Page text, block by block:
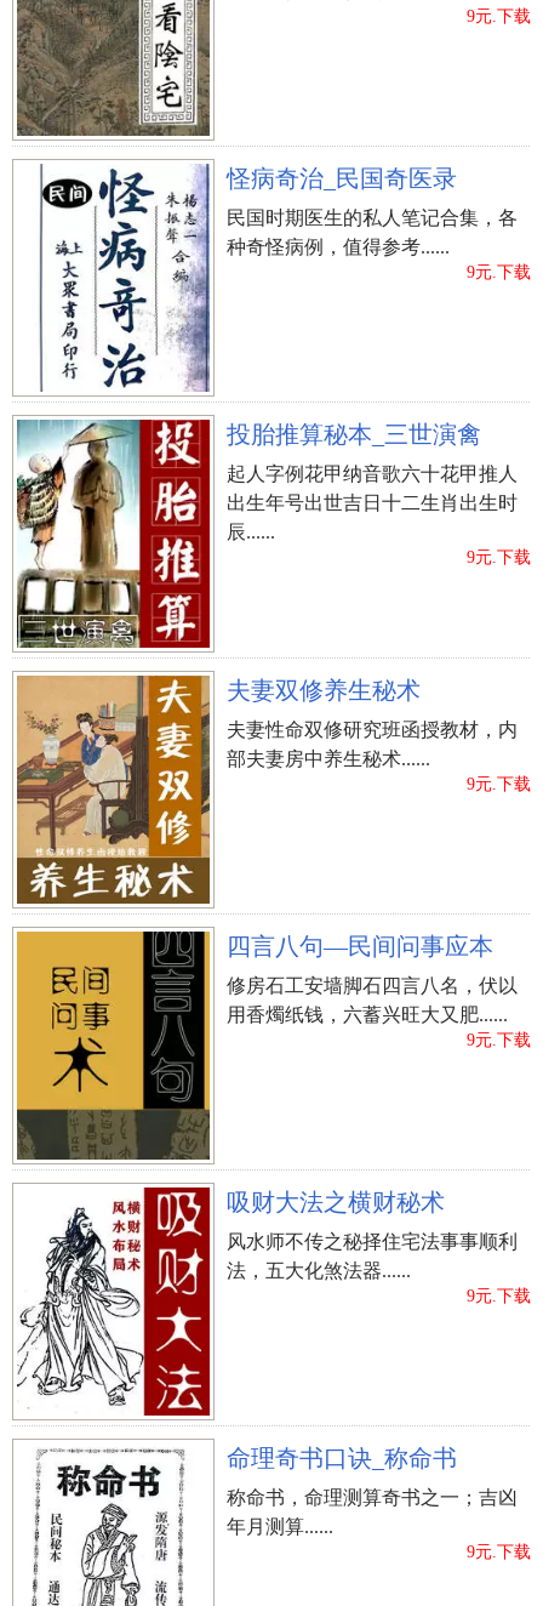
9元.下载
怪病奇治_民国奇医录
民国时期医生的私人笔记合集，各
种奇怪病例，值得参考......
9元.下载
投胎推算秘本_三世演禽
起人字例花甲纳音歌六十花甲推人
出生年号出世吉日十二生肖出生时
辰......
9元.下载
夫妻双修养生秘术
夫妻性命双修研究班函授教材，内
部夫妻房中养生秘术......
9元.下载
四言八句—民间问事应本
修房石工安墙脚石四言八名，伏以
用香燭纸钱，六蓄兴旺大又肥......
9元.下载
吸财大法之横财秘术
风水师不传之秘择住宅法事事顺利
法，五大化煞法器......
9元.下载
命理奇书口诀_称命书
称命书，命理测算奇书之一；吉凶
年月测算......
9元.下载